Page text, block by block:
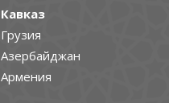
Кавказ
Грузия
Азербайджан
Армения